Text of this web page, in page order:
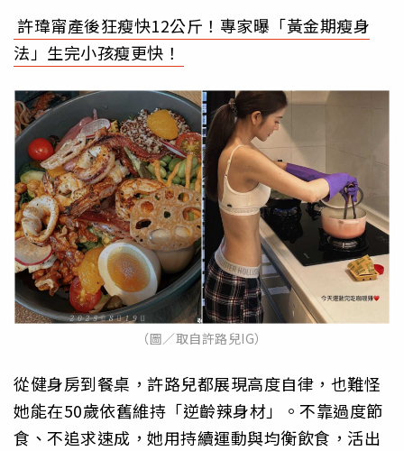
許瑋甯產後狂瘦快12公斤！專家曝「黃金期瘦身
法」生完小孩瘦更快！
（圖／取自許路兒IG）
從健身房到餐桌，許路兒都展現高度自律，也難怪
她能在50歲依舊維持「逆齡辣身材」。不靠過度節
食、不追求速成，她用持續運動與均衡飲食，活出